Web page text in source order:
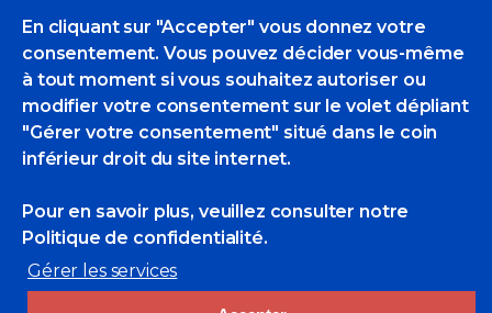
En cliquant sur "Accepter" vous donnez votre
consentement. Vous pouvez décider vous-même
à tout moment si vous souhaitez autoriser ou
modifier votre consentement sur le volet dépliant
"Gérer votre consentement" situé dans le coin
inférieur droit du site internet.
Pour en savoir plus, veuillez consulter notre
Politique de confidentialité.
Gérer les services
EricBadmin Actualités Des POM
Michel King
2 Likes